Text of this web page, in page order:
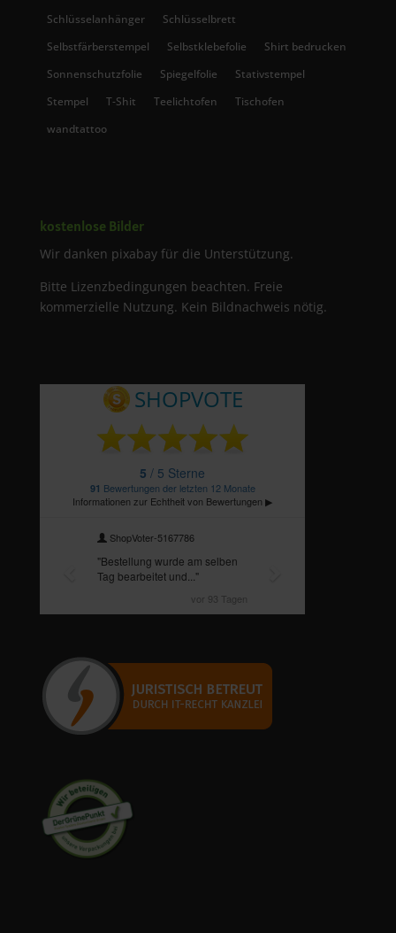
Schlüsselanhänger
Schlüsselbrett
Selbstfärberstempel
Selbstklebefolie
Shirt bedrucken
Sonnenschutzfolie
Spiegelfolie
Stativstempel
Stempel
T-Shit Teelichtofen
Tischofen
wandtattoo
kostenlose Bilder
Wir danken pixabay für die Unterstützung.
Bitte Lizenzbedingungen beachten. Freie
kommerzielle Nutzung. Kein Bildnachweis nötig.